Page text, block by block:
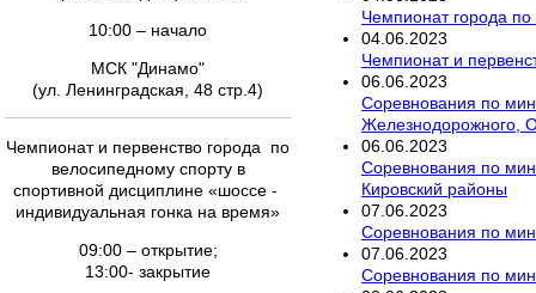
10:00 – начало
МСК "Динамо"
(ул. Ленинградская, 48 стр.4)
Чемпионат и первенство города по
велосипедному спорту в
спортивной дисциплине «шоссе -
индивидуальная гонка на время»
09:00 – открытие;
13:00- закрытие
Чемпионат города
04 06 2023
Чемпионат и
06 06 2023
Соревнования по
Железнодорожного,
06 06 2023
Соревнования по
Кировский районы
07 06 2023
Соревнования по
07 06 2023
Соревнования по